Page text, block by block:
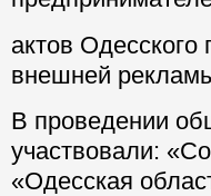
актов Одесского
внешней
В проведении
участвовали:
«Одесская